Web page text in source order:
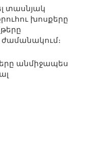
տասնյակ
խոսքերը
ժամանակում։
անմիջապես